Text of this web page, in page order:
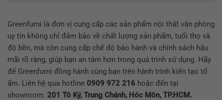
Greenfurni là đơn vị cung cấp các sản phẩm nội thất văn phòng
uy tín không chỉ đảm bảo về chất lượng sản phẩm, tuổi thọ và
độ bền, mà còn cung cấp chế độ bảo hành và chính sách hậu
mãi rõ ràng, giúp bạn an tâm hơn trong quá trình sử dụng. Hãy
để Greenfurni đồng hành cùng bạn trên hành trình kiến tạo tổ
ấm. Liên hệ qua hotline 0909 972 216 hoặc đến tại
showroom: 201 Tô Ký, Trung Chánh, Hóc Môn, TP.HCM.